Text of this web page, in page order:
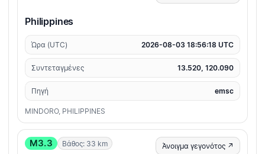
Philippines
Ώρα (UTC) 2026-08-03 18:56:18 UTC
Συντεταγμένες 13.520, 120.090
Πηγή emsc
MINDORO, PHILIPPINES
M3.3 Βάθος: 33 km Άνοιγμα γεγονότος ↗